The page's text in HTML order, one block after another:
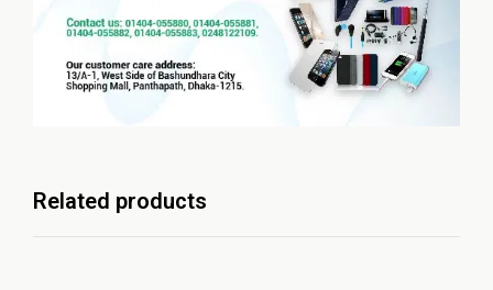
Related products